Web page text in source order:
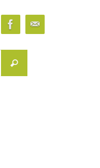
Suchen